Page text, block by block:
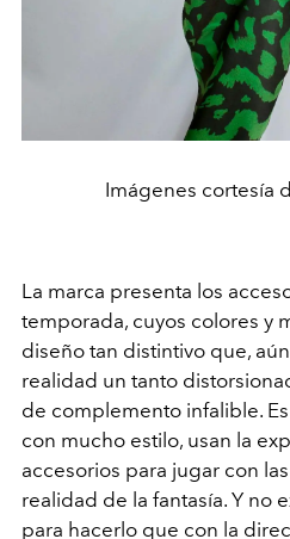
Imágenes cortesía
La marca presenta los
temporada, cuyos colores y
diseño tan distintivo que,
realidad un tanto
de complemento infalible.
con mucho estilo, usan la
accesorios para jugar con
realidad de la fantasía. Y no
para hacerlo que con la